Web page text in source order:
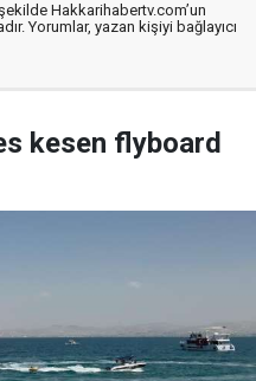
Hakkarihabertv.com’un
Yorumlar, yazan kişiyi bağlayıcı
kesen flyboard